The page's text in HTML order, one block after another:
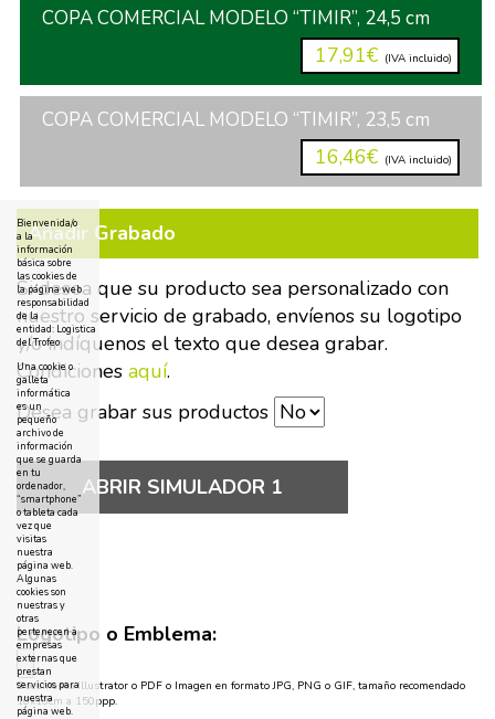
COPA COMERCIAL MODELO “TIMIR”, 24,5 cm
17,91€ (IVA incluido)
COPA COMERCIAL MODELO “TIMIR”, 23,5 cm
16,46€ (IVA incluido)
Añadir Grabado
Si desea que su producto sea personalizado con
nuestro servicio de grabado, envíenos su logotipo
y/o indíquenos el texto que desea grabar.
Condiciones aquí.
Desea grabar sus productos
ABRIR SIMULADOR 1
Logotipo o Emblema:
Documento Illustrator o PDF o Imagen en formato JPG, PNG o GIF, tamaño recomendado
10x10cm a 150ppp.
Bienvenida/o
a la
información
básica sobre
las cookies de
la página web
responsabilidad
de la
entidad: Logistica
del Trofeo
Una cookie o
galleta
informática
es un
pequeño
archivo de
información
que se guarda
en tu
ordenador,
“smartphone”
o tableta cada
vez que
visitas
nuestra
página web.
Algunas
cookies son
nuestras y
otras
pertenecen a
empresas
externas que
prestan
servicios para
nuestra
página web.